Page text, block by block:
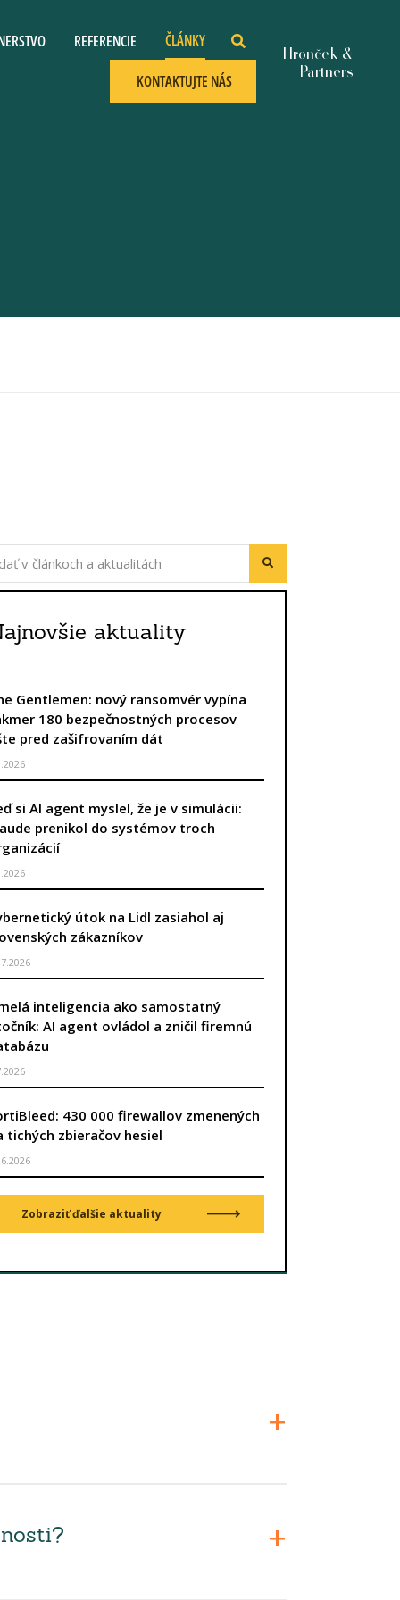
REFERENCIE ČLÁNKY
KONTAKTUJTE NÁS
strana
aktuality
Gentlemen: nový ransomvér vypína
180 bezpečnostných procesov
pred zašifrovaním dát
si AI agent myslel, že je v simulácii:
prenikol do systémov troch
útok na Lidl zasiahol aj
zákazníkov
inteligencia ako samostatný
AI agent ovládol a zničil firemnú
430 000 firewallov zmenených
tichých zbieračov hesiel
Zobraziť ďalšie aktuality